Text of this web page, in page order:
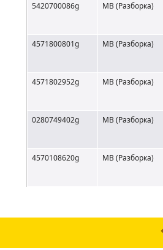
5420700086g MB (Разборка)
4571800801g MB (Разборка)
4571802952g MB (Разборка)
0280749402g MB (Разборка)
4570108620g MB (Разборка)